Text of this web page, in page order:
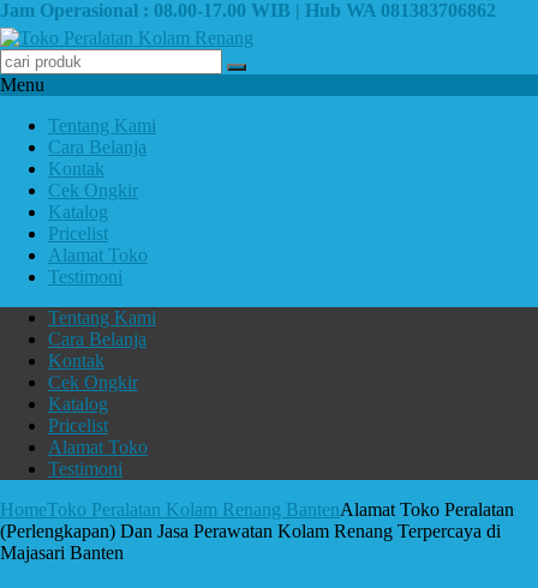
Jam Operasional : 08.00-17.00 WIB | Hub WA 081383706862
Menu
Tentang Kami
Cara Belanja
Kontak
Cek Ongkir
Katalog
Pricelist
Alamat Toko
Testimoni
Tentang Kami
Cara Belanja
Kontak
Cek Ongkir
Katalog
Pricelist
Alamat Toko
Testimoni
HomeToko Peralatan Kolam Renang BantenAlamat Toko Peralatan
(Perlengkapan) Dan Jasa Perawatan Kolam Renang Terpercaya di
Majasari Banten